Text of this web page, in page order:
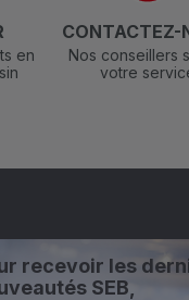
en
CONTACTEZ-
Nos conseillers
votre
recevoir les
SEB,